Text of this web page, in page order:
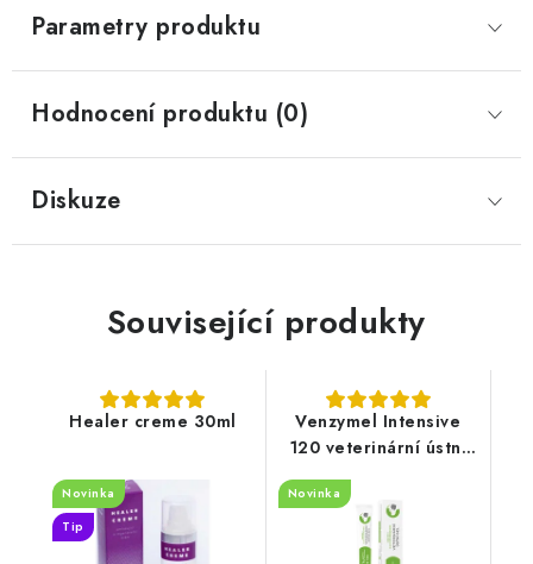
Parametry produktu
Hodnocení produktu (0)
Diskuze
Související produkty
Healer creme 30ml
Novinka
Tip
Venzymel Intensive
120 veterinární ústní
gel 30ml
Novinka